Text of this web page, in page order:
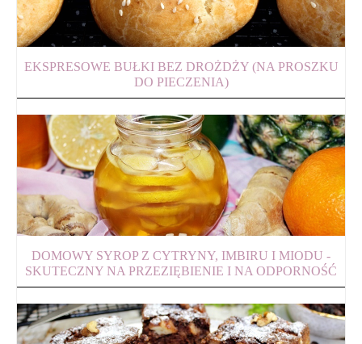
EKSPRESOWE BUŁKI BEZ DROŻDŻY (NA PROSZKU
DO PIECZENIA)
DOMOWY SYROP Z CYTRYNY, IMBIRU I MIODU -
SKUTECZNY NA PRZEZIĘBIENIE I NA ODPORNOŚĆ